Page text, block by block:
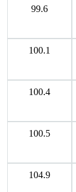
99.6
100.1
100.4
100.5
104.9